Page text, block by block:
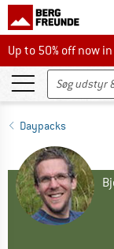
Up to 50% off now
Up to 50% off now
Daypacks